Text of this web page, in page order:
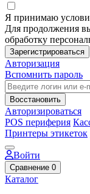
Я принимаю
Для продолжения
обработку
Зарегистрироваться
Авторизация
Вспомнить пароль
Восстановить
Авторизироваться
POS периферия
Принтеры этикеток
Войти
Сравнение 0
Каталог